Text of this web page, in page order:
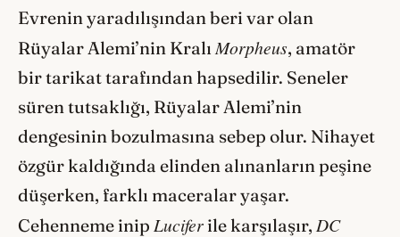
Evrenin yaradılışından beri var olan
Rüyalar Alemi’nin KralıMorpheus, amatör
bir tarikat tarafından hapsedilir. Seneler
süren tutsaklığı, Rüyalar Alemi’nin
dengesinin bozulmasına sebep olur. Nihayet
özgür kaldığında elinden alınanların peşine
düşerken, farklı maceralar yaşar.
Cehenneme inip Lucifer ile karşılaşır, DC